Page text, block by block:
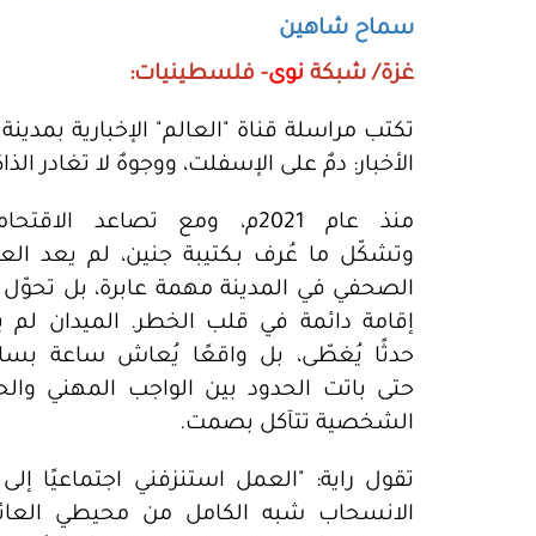
سماح شاهين
غزة/ شبكة نوى- فلسطينيات:
تكتب مراسلة قناة "العالم" الإخبارية
الأخبار: دمٌ على الإسفلت، ووجوهٌ لا تغادر
منذ عام 2021م، ومع تصاعد
وتشكّل ما عُرف بـكتيبة جنين، لم يعد
الصحفي في المدينة مهمة عابرة، بل تحوّل
إقامة دائمة في قلب الخطر. الميدان لم
حدثًا يُغطّى، بل واقعًا يُعاش ساعة
حتى باتت الحدود بين الواجب المهني
الشخصية تتآكل بصمت.
تقول راية: "العمل استنزفني اجتماعيًا
الانسحاب شبه الكامل من محيطي